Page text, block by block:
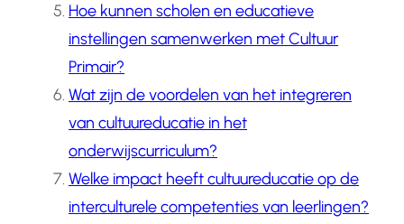
Hoe kunnen scholen en educatieve
instellingen samenwerken met Cultuur
Primair?
Wat zijn de voordelen van het integreren
van cultuureducatie in het
onderwijscurriculum?
Welke impact heeft cultuureducatie op de
interculturele competenties van leerlingen?